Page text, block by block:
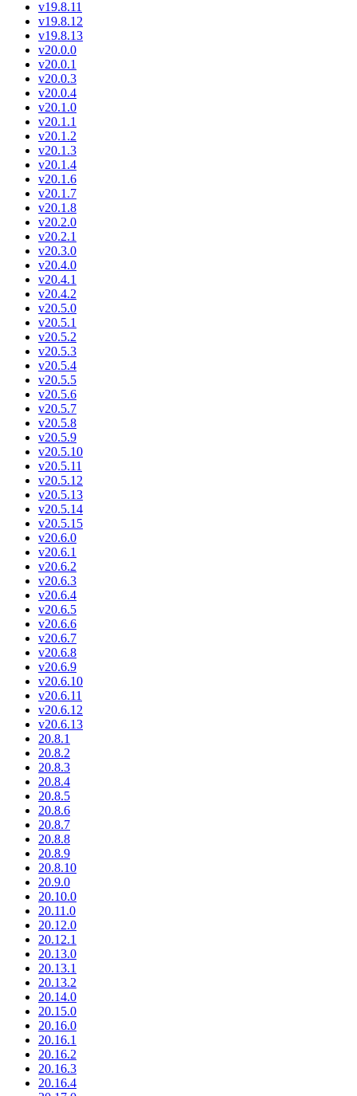
v19.8.11
v19.8.12
v19.8.13
v20.0.0
v20.0.1
v20.0.3
v20.0.4
v20.1.0
v20.1.1
v20.1.2
v20.1.3
v20.1.4
v20.1.6
v20.1.7
v20.1.8
v20.2.0
v20.2.1
v20.3.0
v20.4.0
v20.4.1
v20.4.2
v20.5.0
v20.5.1
v20.5.2
v20.5.3
v20.5.4
v20.5.5
v20.5.6
v20.5.7
v20.5.8
v20.5.9
v20.5.10
v20.5.11
v20.5.12
v20.5.13
v20.5.14
v20.5.15
v20.6.0
v20.6.1
v20.6.2
v20.6.3
v20.6.4
v20.6.5
v20.6.6
v20.6.7
v20.6.8
v20.6.9
v20.6.10
v20.6.11
v20.6.12
v20.6.13
20.8.1
20.8.2
20.8.3
20.8.4
20.8.5
20.8.6
20.8.7
20.8.8
20.8.9
20.8.10
20.9.0
20.10.0
20.11.0
20.12.0
20.12.1
20.13.0
20.13.1
20.13.2
20.14.0
20.15.0
20.16.0
20.16.1
20.16.2
20.16.3
20.16.4